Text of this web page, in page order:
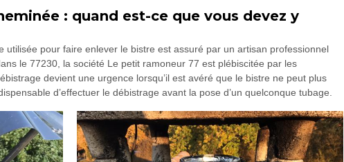
: quand est-ce que vous devez y
utilisée pour faire enlever le bistre est assuré par un artisan professionnel
le 77230, la société Le petit ramoneur 77 est plébiscitée par les
devient une urgence lorsqu’il est avéré que le bistre ne peut plus
d’effectuer le débistrage avant la pose d’un quelconque tubage.